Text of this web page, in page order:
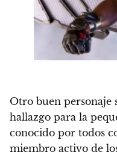
Otro buen personaje
hallazgo para la
conocido por todos
miembro activo de